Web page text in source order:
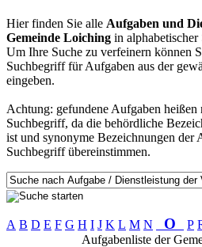
Hier finden Sie alle Aufgaben und
Gemeinde Loiching in alphabetischer
Um Ihre Suche zu verfeinern können
Suchbegriff für Aufgaben aus der
eingeben.
Achtung: gefundene Aufgaben
Suchbegriff, da die behördliche
ist und synonyme Bezeichnungen der
Suchbegriff übereinstimmen.
A B D E F G H I J K L M N O P
Aufgabenliste der